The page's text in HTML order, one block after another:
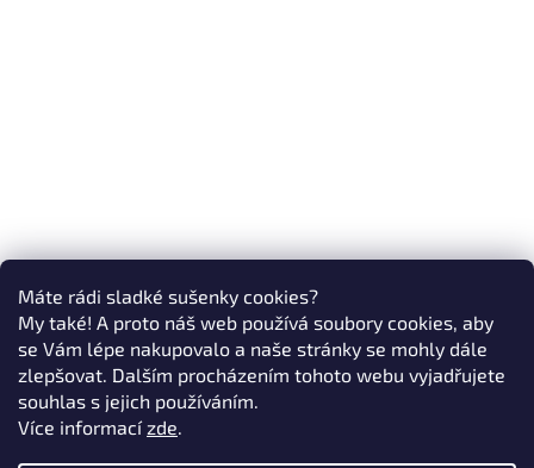
Máte rádi sladké sušenky cookies?
My také! A proto náš web používá soubory cookies, aby
se Vám lépe nakupovalo a naše stránky se mohly dále
zlepšovat. Dalším procházením tohoto webu vyjadřujete
souhlas s jejich používáním.
Více informacízde.